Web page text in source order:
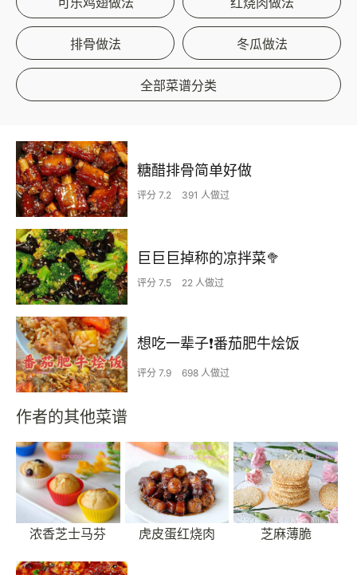
排骨做法 冬瓜做法
全部菜谱分类
糖醋排骨简单好做
评分 7.2 391 人做过
巨巨巨掉称的凉拌菜🥦
评分 7.5 22 人做过
想吃一辈子❗️番茄肥牛烩饭
评分 7.9 698 人做过
作者的其他菜谱
浓香芝士马芬 虎皮蛋红烧肉 芝麻薄脆